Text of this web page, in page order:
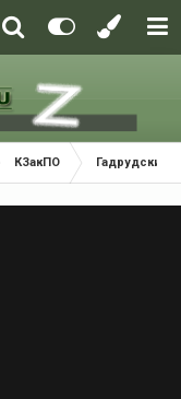
КЗакПО Гадрудский